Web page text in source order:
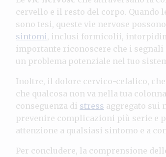
cervello e il resto del corpo.
sono tesi, queste vie nervose
sintomi, inclusi formicolii,
importante riconoscere che i
un problema potenziale nel tuo
Inoltre, il dolore cervico-cefalico,
che qualcosa non va nella tua
conseguenza di stress aggregato sui
prevenire complicazioni più serie e
attenzione a qualsiasi sintomo e a
Per concludere, la comprensione